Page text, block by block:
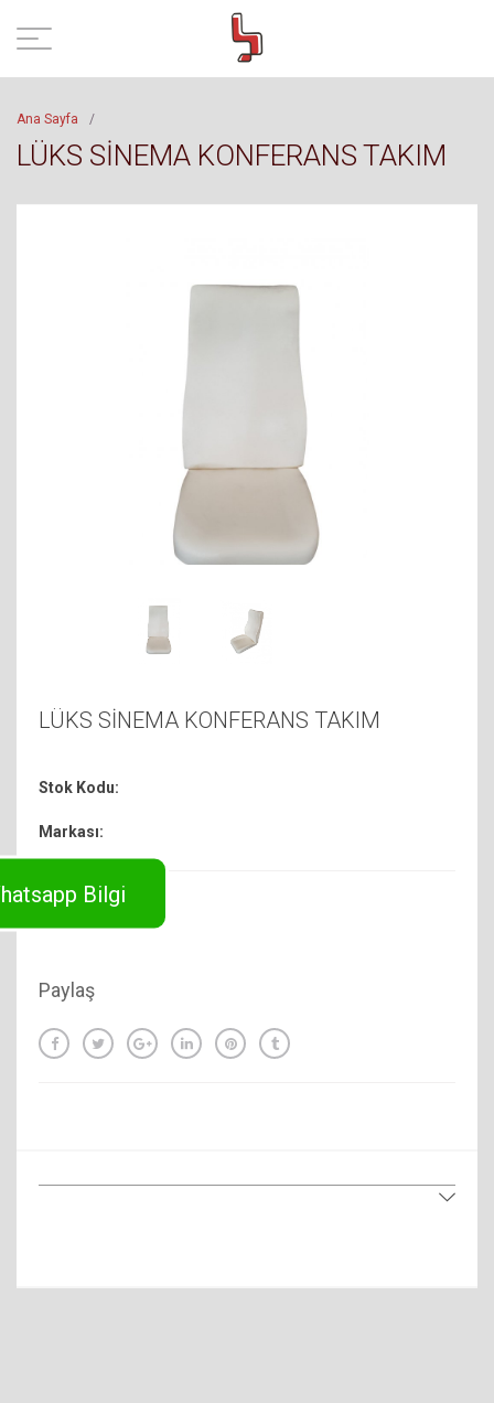
Ana Sayfa /
LÜKS SİNEMA KONFERANS TAKIM
LÜKS SİNEMA KONFERANS TAKIM
Stok Kodu:
Markası:
Bilgi
Paylaş